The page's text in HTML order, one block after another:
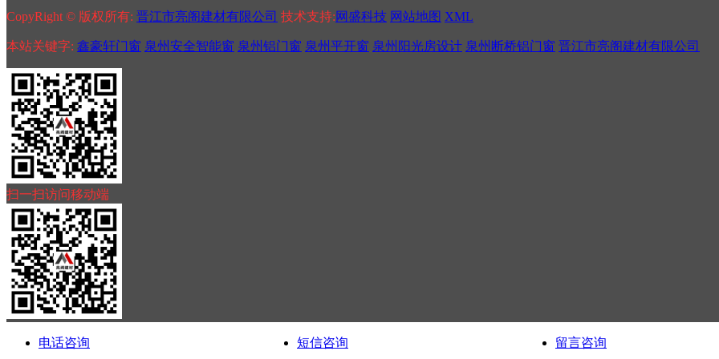
CopyRight © 版权所有: 晋江市亮阁建材有限公司 技术支持:网盛科技 网站地图 XML
本站关键字: 鑫豪轩门窗 泉州安全智能窗 泉州铝门窗 泉州平开窗 泉州阳光房设计 泉州断桥铝门窗 晋江市亮阁建材有限公司
扫一扫访问移动端
电话咨询 短信咨询 留言咨询